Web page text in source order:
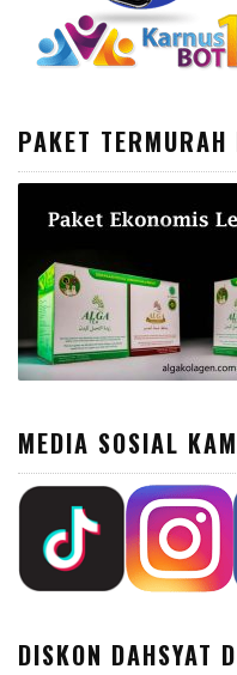
PAKET
MEDIA SOSIAL
DISKON DAHSYAT